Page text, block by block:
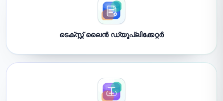
ടെക്സ്റ്റ് ലൈൻ ഡ്യൂപ്ലിക്കേറ്റർ